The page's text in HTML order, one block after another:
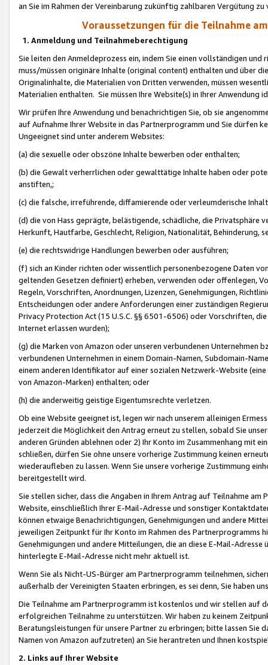
an Sie im Rahmen der Vereinbarung zukünftig zahlbaren Vergütung zu
Voraussetzungen für die Teilnahme
1. Anmeldung und Teilnahmeberechtigung
Sie leiten den Anmeldeprozess ein, indem Sie einen vollständigen
muss/müssen originäre Inhalte (original content) enthalten und über
Originalinhalte, die Materialien von Dritten verwenden, müssen
Materialien enthalten. Sie müssen Ihre Website(s) in Ihrer Anwendung
Wir prüfen Ihre Anwendung und benachrichtigen Sie, ob sie
auf Aufnahme Ihrer Website in das Partnerprogramm und Sie dürfen
Ungeeignet sind unter anderem Websites:
(a) die sexuelle oder obszöne Inhalte bewerben oder enthalten;
(b) die Gewalt verherrlichen oder gewalttätige Inhalte haben oder
anstiften,;
(c) die falsche, irreführende, diffamierende oder verleumderische
(d) die von Hass geprägte, belästigende, schädliche, die Privatsphäre
Herkunft, Hautfarbe, Geschlecht, Religion, Nationalität, Behinderung,
(e) die rechtswidrige Handlungen bewerben oder ausführen;
(f) sich an Kinder richten oder wissentlich personenbezogene Daten
geltenden Gesetzen definiert) erheben, verwenden oder offenlegen,
Regeln, Vorschriften, Anordnungen, Lizenzen, Genehmigungen,
Entscheidungen oder andere Anforderungen einer zuständigen
Privacy Protection Act (15 U.S.C. §§ 6501-6506) oder Vorschriften,
Internet erlassen wurden);
(g) die Marken von Amazon oder unseren verbundenen Unternehmen
verbundenen Unternehmen in einem Domain-Namen, Subdomain-
einem anderen Identifikator auf einer sozialen Netzwerk-Website
von Amazon-Marken) enthalten; oder
(h) die anderweitig geistige Eigentumsrechte verletzen.
Ob eine Website geeignet ist, legen wir nach unserem alleinigen
jederzeit die Möglichkeit den Antrag erneut zu stellen, sobald Sie
anderen Gründen ablehnen oder 2) Ihr Konto im Zusammenhang mit
schließen, dürfen Sie ohne unsere vorherige Zustimmung keinen
wiederaufleben zu lassen. Wenn Sie unsere vorherige Zustimmung
bereitgestellt wird.
Sie stellen sicher, dass die Angaben in Ihrem Antrag auf Teilnahme
Website, einschließlich Ihrer E-Mail-Adresse und sonstiger
können etwaige Benachrichtigungen, Genehmigungen und andere
jeweiligen Zeitpunkt für Ihr Konto im Rahmen des Partnerprogramms
Genehmigungen und andere Mitteilungen, die an diese E-Mail-
hinterlegte E-Mail-Adresse nicht mehr aktuell ist.
Wenn Sie als Nicht-US-Bürger am Partnerprogramm teilnehmen,
außerhalb der Vereinigten Staaten erbringen, es sei denn, Sie haben
Die Teilnahme am Partnerprogramm ist kostenlos und wir stellen auf
erfolgreichen Teilnahme zu unterstützen. Wir haben zu keinem
Beratungsleistungen für unsere Partner zu erbringen; bitte lassen Sie
Namen von Amazon aufzutreten) an Sie herantreten und Ihnen
2. Links auf Ihrer Website